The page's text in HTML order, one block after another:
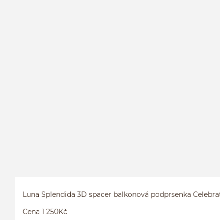
Luna Splendida 3D spacer balkonová podprsenka
Cena 1 250Kč